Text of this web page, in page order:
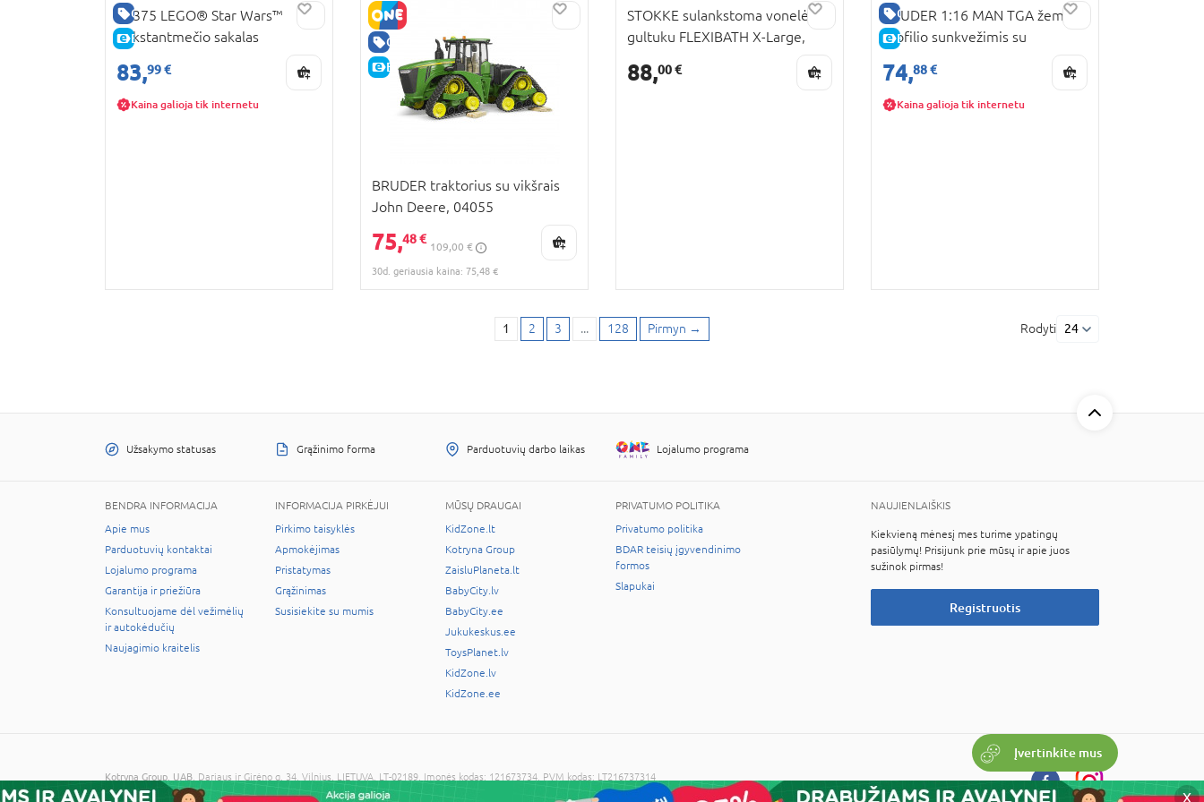
GERA KAINA
E-KAINA
75375 LEGO® Star Wars™
Tūkstantmečio sakalas
83,99 €
Kaina galioja tik internetu
GERA KAINA
E-KAINA
BRUDER traktorius su vikšrais
John Deere, 04055
75,48 €
109,00 €
30d. geriausia kaina: 75,48 €
STOKKE sulankstoma vonelė su
gultuku FLEXIBATH X-Large,
88,00 €
GERA KAINA
E-KAINA
BRUDER 1:16 MAN TGA žemo
profilio sunkvežimis su
teleskopiniu krautuvu MLT 633,
02774
74,88 €
Kaina galioja tik internetu
1 2 3 ... 128 Pirmyn → Rodyti 24
Įvertinkite mus
X
Užsakymo statusas Grąžinimo forma Parduotuvių darbo laikas Lojalumo programa
BENDRA INFORMACIJA
Apie mus
Parduotuvių kontaktai
Lojalumo programa
Garantija ir priežiūra
Konsultuojame dėl vežimėlių
ir autokėdučių
Naujagimio kraitelis
INFORMACIJA PIRKĖJUI
Pirkimo taisyklės
Apmokėjimas
Pristatymas
Grąžinimas
Susisiekite su mumis
MŪSŲ DRAUGAI
KidZone.lt
Kotryna Group
ZaisluPlaneta.lt
BabyCity.lv
BabyCity.ee
Jukukeskus.ee
ToysPlanet.lv
KidZone.lv
KidZone.ee
PRIVATUMO POLITIKA
Privatumo politika
BDAR teisių įgyvendinimo
formos
Slapukai
NAUJIENLAIŠKIS
Kiekvieną mėnesį mes turime ypatingų
pasiūlymų! Prisijunk prie mūsų ir apie juos
sužinok pirmas!
Registruotis
Kotryna Group, UAB , Dariaus ir Girėno g. 34, Vilnius, LIETUVA, LT-02189, Įmonės kodas: 121673734, PVM kodas: LT216737314